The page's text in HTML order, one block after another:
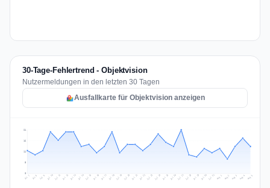
30-Tage-Fehlertrend - Objektvision
Nutzermeldungen in den letzten 30 Tagen
Ausfallkarte für Objektvision anzeigen
11
16
21
Jul 7 Jul 8 Jul 9 Jul 10 Jul 11 Jul 12 Jul 13 Jul 14 Jul 15 Jul 16 Jul 17 Jul 18 Jul 19 Jul 20 Jul 21 Jul 22 Jul 23 Jul 24 Jul 25 Jul 26 Jul 27 Jul 28 Jul 29 Jul 30 Jul 31 Aug 1 Aug 2 Aug 3 Aug 4 Aug 5